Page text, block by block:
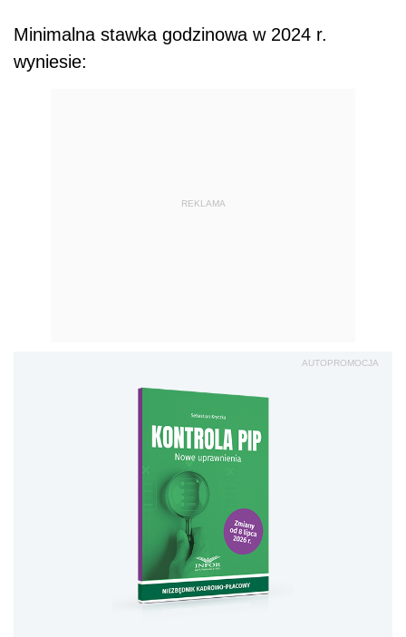
Minimalna stawka godzinowa w 2024 r.
wyniesie:
REKLAMA
AUTOPROMOCJA